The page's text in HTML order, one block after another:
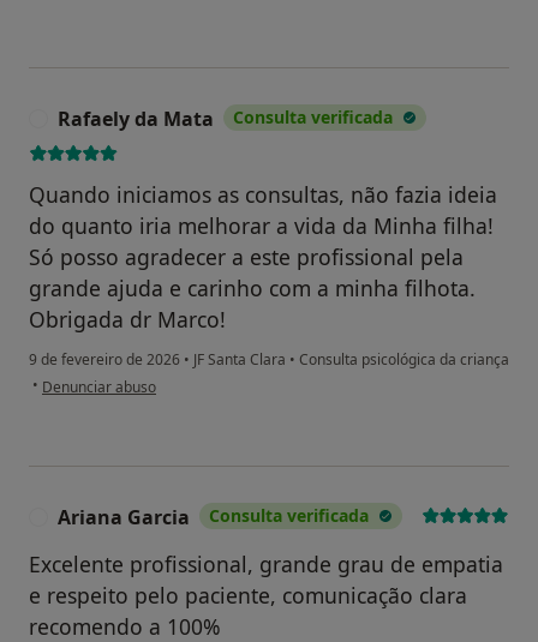
Rafaely da Mata Consulta verificada
Quando iniciamos as consultas, não fazia ideia
do quanto iria melhorar a vida da Minha filha!
Só posso agradecer a este profissional pela
grande ajuda e carinho com a minha filhota.
Obrigada dr Marco!
9 de fevereiro de 2026 • JF Santa Clara • Consulta psicológica da criança
• na opinião do utilizador Rafaely da Mata
Denunciar abuso
Ariana Garcia Consulta verificada
Excelente profissional, grande grau de empatia
e respeito pelo paciente, comunicação clara
recomendo a 100%